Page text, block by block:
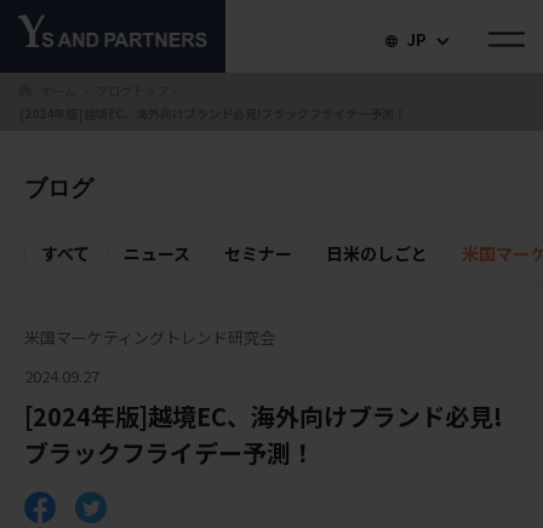
JP
ブログ
すべて ニュース セミナー 日米のしごと 米国マー
米国マーケティングトレンド研究会
2024.09.27
[2024年版]越境EC、海外向けブランド必見!
ブラックフライデー予測！